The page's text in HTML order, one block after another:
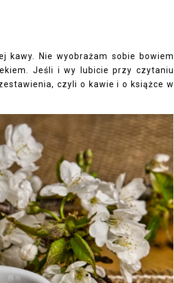
kawy. Nie wyobrażam sobie bowiem
Jeśli i wy lubicie przy czytaniu
czyli o kawie i o książce w